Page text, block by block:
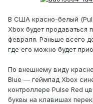
В США красно-белый
Xbox будет продаваться
февраля. Раньше всего
где его можно будет
По внешнему виду
Blue — геймпад Xbox
контроллере Pulse Red
буквы на клавишах